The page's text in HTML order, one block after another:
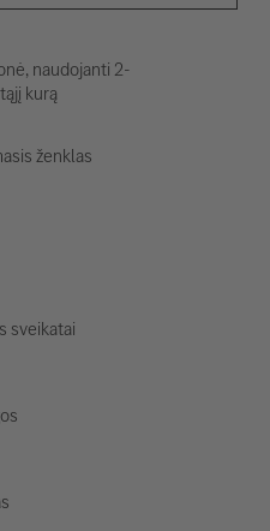
naudojanti 2-
kurą
ženklas
sveikatai